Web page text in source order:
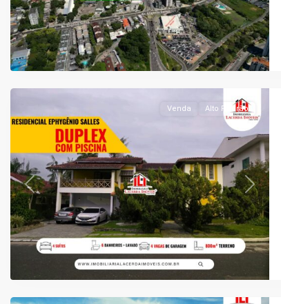
Aleixo,
Manaus
Previous Next
Venda Alto Padrão
Ponta
Manaus